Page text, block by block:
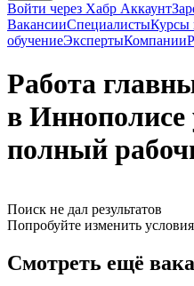
Войти через Хабр Аккаунт
ВакансииСпециалистыКурсы
обучениеЭкспертыКомпании
Работа
в Иннополисе
полный
Поиск не дал результатов
Попробуйте изменить
Смотреть ещё